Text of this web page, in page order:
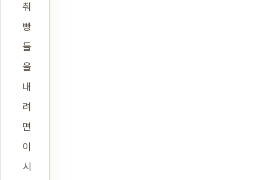
춰
빵
들
을
내
려
면
이
시